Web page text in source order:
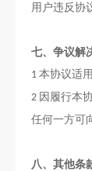
用户违反协
七、争议解
1 本协议适用
2 因履行本
任何一方可
八 、其他条